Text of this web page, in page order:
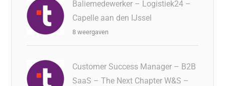
Baliemedewerker – Logistiek24 –
Capelle aan den IJssel
8 weergaven
Customer Success Manager – B2B
SaaS – The Next Chapter W&S –